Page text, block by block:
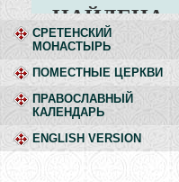
СРЕТЕНСКИЙ
МОНАСТЫРЬ
ПОМЕСТНЫЕ ЦЕРКВИ
ПРАВОСЛАВНЫЙ
КАЛЕНДАРЬ
ENGLISH VERSION